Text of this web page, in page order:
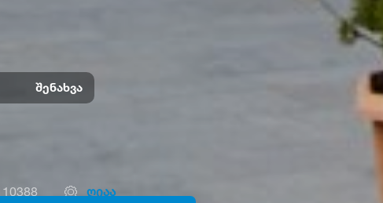
შენახვა
ღიაა